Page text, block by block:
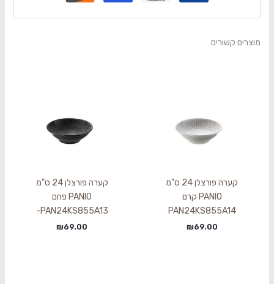
מוצרים קשורים
קערה פורצלן 24 ס"מ
PANIO קרם
PAN24KS855A14
₪69.00
קערה פורצלן 24 ס"מ
PANIO פחם
PAN24KS855A13-
₪69.00